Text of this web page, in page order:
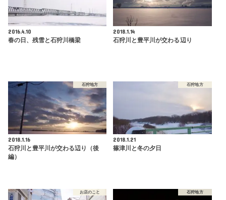
2016.4.10
春の日、残雪と石狩川橋梁
2018.1.14
石狩川と豊平川が交わる辺り
石狩地方
2018.1.16
石狩川と豊平川が交わる辺り（後
編）
石狩地方
2018.1.21
篠津川と冬の夕日
お店のこと 石狩地方